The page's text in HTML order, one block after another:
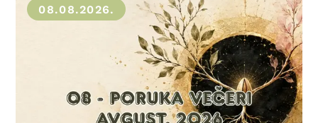
08.08.2026.